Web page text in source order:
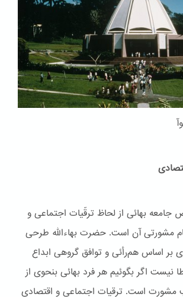
جامعه بهائی از لحاظ ترقّیات اجتماعی و
مشورتی آن است. حضرت بهاءاللّه طرحی
بر اساس هم‌رأئی و توافق گروهی ابداع
اگر بگوئیم هر فرد بهائی بنحوی از
مشورت است. ترقیات اجتماعی و اقتصادی